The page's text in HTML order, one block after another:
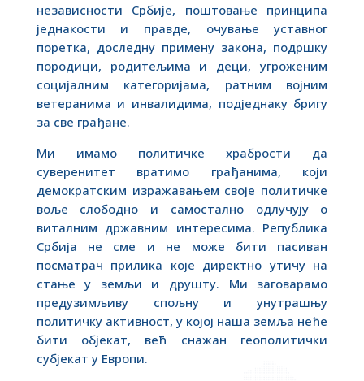
независности Србије, поштовање принципа
једнакости и правде, очување уставног
поретка, доследну примену закона, подршку
породици, родитељима и деци, угроженим
социјалним категоријама, ратним војним
ветеранима и инвалидима, подједнаку бригу
за све грађане.
Ми имамо политичке храбрости да
суверенитет вратимо грађанима, који
демократским изражавањем своје политичке
воље слободно и самостално одлучују о
виталним државним интересима. Република
Србија не сме и не може бити пасиван
посматрач прилика које директно утичу на
стање у земљи и друшту. Ми заговарамо
предузимљиву спољну и унутрашњу
политичку активност, у којој наша земља неће
бити објекат, већ снажан геополитички
субјекат у Европи.